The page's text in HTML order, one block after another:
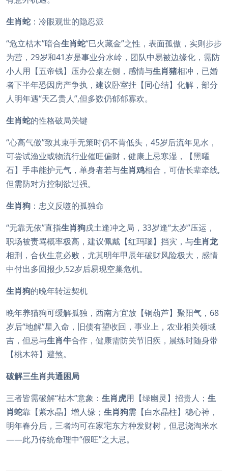
生肖蛇 ：冷眼观世的隐忍派
“危立枯木”暗合生肖蛇“巳火藏金”之性，表面孤傲，实则步步
为营，29岁和41岁是事业分水岭，团队中易被边缘化，需防
小人用【五帝钱】压办公桌左侧，感情与生肖猪相冲，已婚
者下半年恐因房产争执，建议卧室挂【同心结】化解，部分
人明年遇“天乙贵人”,但多数仍郁郁寡欢。
生肖蛇的性格破局关键
“心高气傲”致其束手无策时仍不肯低头，45岁后流年见水，
可尝试渔业或物流行业催旺偏财，健康上忌寒湿，【黑曜
石】手串能护元气，单身者若与生肖鸡相合，可借长辈牵线,
但需防对方控制欲过强。
生肖狗 ：忠义反噬的孤独命
“无靠无依”直指生肖狗戌土逢冲之局，33岁逢“太岁”压运，
职场被责骂概率极高，建议佩戴【红玛瑙】挡灾，与生肖龙
相刑，合伙生意必败，尤其明年甲辰年破财风险极大，感情
中付出多回报少,52岁后易现空巢危机。
生肖狗的晚年转运契机
晚年养猫狗可缓解孤独，西南方宜放【铜葫芦】聚阳气，68
岁后“地解”星入命，旧债有望收回，事业上，农业相关领域
吉，但忌与生肖牛合作，健康需防关节旧疾，晨练时随身带
【桃木符】避煞。
破解三生肖共通困局
三者皆需破解“枯木”意象： 生肖虎用【绿幽灵】招贵人； 生
肖蛇靠【紫水晶】增人缘； 生肖狗需【白水晶柱】稳心神，
明年春分后，三者均可在家宅东方种发财树，但忌浇淘米水
——此乃传统命理中“假旺”之大忌。